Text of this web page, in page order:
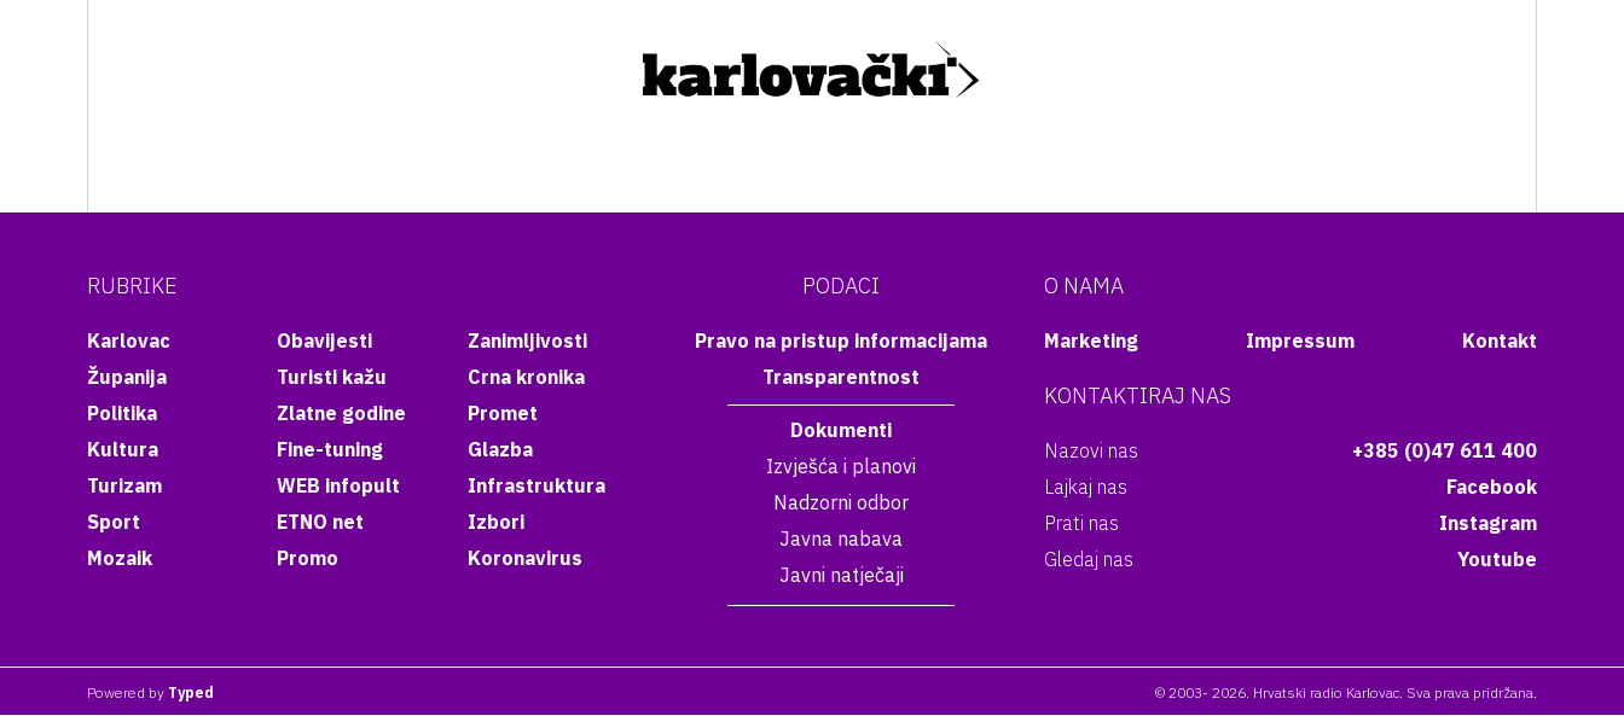
RUBRIKE
Karlovac
Županija
Politika
Kultura
Turizam
Sport
Mozaik
Obavijesti
Turisti kažu
Zlatne godine
Fine-tuning
WEB infopult
ETNO net
Promo
Zanimljivosti
Crna kronika
Promet
Glazba
Infrastruktura
Izbori
Koronavirus
PODACI
Pravo na pristup informacijama
Transparentnost
Dokumenti
Izvješća i planovi
Nadzorni odbor
Javna nabava
Javni natječaji
O NAMA
Marketing Impressum Kontakt
KONTAKTIRAJ NAS
Nazovi nas
+385 (0)47 611 400
Lajkaj nas
Facebook
Prati nas
Instagram
Gledaj nas
Youtube
Powered by Typed © 2003- 2026. Hrvatski radio Karlovac. Sva prava pridržana.